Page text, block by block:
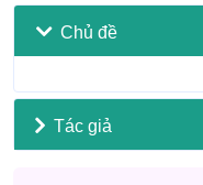
Chủ đề
Tác giả